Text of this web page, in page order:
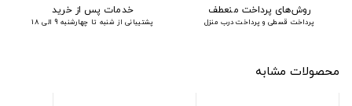
روش‌های پرداخت منعطف
پرداخت قسطی و پرداخت درب منزل
خدمات پس از خرید
پشتیبانی از شنبه تا چهارشنبه 9 الی 18
محصولات مشابه